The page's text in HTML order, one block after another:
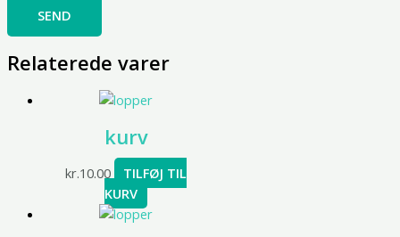
Relaterede varer
kurv
kr.10.00
TILFØJ TIL
KURV